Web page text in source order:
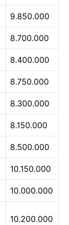
9.850.000
8.700.000
8.400.000
8.750.000
8.300.000
8.150.000
8.500.000
10.150.000
10.000.000
10.200.000